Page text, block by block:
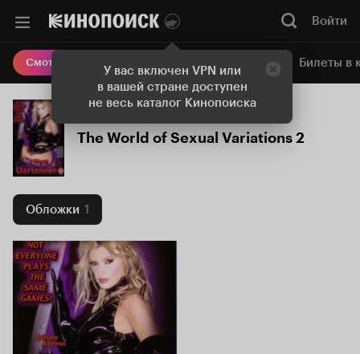
У вас включен VPN или
в вашей стране доступен
не весь каталог Кинопоиска
Войти
Смотреть кино Онлайн-кинотеатр Билеты в
The World of Sexual Variations 2
Обложки 1